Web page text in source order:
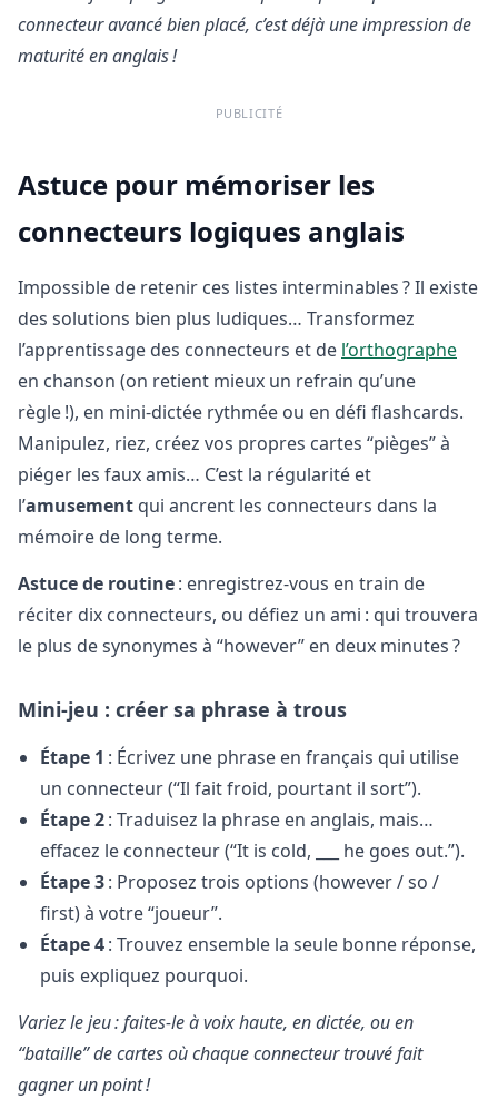
connecteur avancé bien placé, c’est déjà une impression de
maturité en anglais !
PUBLICITÉ
Astuce pour mémoriser les
connecteurs logiques anglais
Impossible de retenir ces listes interminables ? Il existe
des solutions bien plus ludiques… Transformez
l’apprentissage des connecteurs et de l’orthographe
en chanson (on retient mieux un refrain qu’une
règle !), en mini-dictée rythmée ou en défi flashcards.
Manipulez, riez, créez vos propres cartes “pièges” à
piéger les faux amis… C’est la régularité et
l’amusement qui ancrent les connecteurs dans la
mémoire de long terme.
Astuce de routine: enregistrez-vous en train de
réciter dix connecteurs, ou défiez un ami : qui trouvera
le plus de synonymes à “however” en deux minutes ?
Mini-jeu : créer sa phrase à trous
Étape 1 : Écrivez une phrase en français qui utilise
un connecteur (“Il fait froid, pourtant il sort”).
Étape 2: Traduisez la phrase en anglais, mais…
effacez le connecteur (“It is cold, ___ he goes out.”).
Étape 3: Proposez trois options (however / so /
first) à votre “joueur”.
Étape 4: Trouvez ensemble la seule bonne réponse,
puis expliquez pourquoi.
Variez le jeu : faites-le à voix haute, en dictée, ou en
“bataille” de cartes où chaque connecteur trouvé fait
gagner un point !